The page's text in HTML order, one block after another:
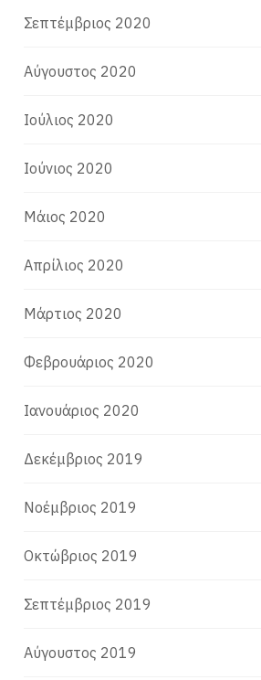
Σεπτέμβριος 2020
Αύγουστος 2020
Ιούλιος 2020
Ιούνιος 2020
Μάιος 2020
Απρίλιος 2020
Μάρτιος 2020
Φεβρουάριος 2020
Ιανουάριος 2020
Δεκέμβριος 2019
Νοέμβριος 2019
Οκτώβριος 2019
Σεπτέμβριος 2019
Αύγουστος 2019